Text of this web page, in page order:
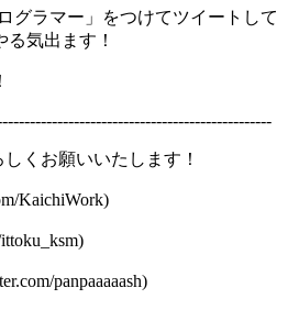
グラマー」をつけてツイートして
る気出ます！
くお願いいたします！
KaichiWork)
panpaaaaash)